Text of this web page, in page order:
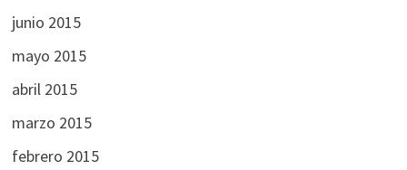
junio 2015
mayo 2015
abril 2015
marzo 2015
febrero 2015